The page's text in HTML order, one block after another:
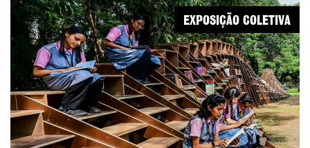
EXPOSIÇÃO COLETIVA